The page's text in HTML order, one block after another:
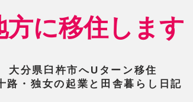
方に移住します
大分県臼杵市へUターン移住
路・独女の起業と田舎暮らし日記